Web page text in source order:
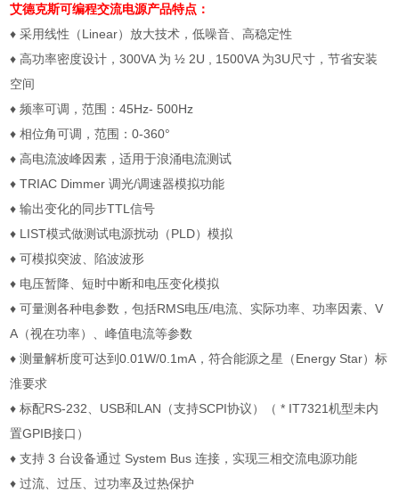
艾德克斯可编程交流电源产品特点：
♦ 采用线性（Linear）放大技术，低噪音、高稳定性
♦ 高功率密度设计，300VA 为 ½ 2U , 1500VA 为3U尺寸，节省安装
空间
♦ 频率可调，范围：45Hz- 500Hz
♦ 相位角可调，范围：0-360°
♦ 高电流波峰因素，适用于浪涌电流测试
♦ TRIAC Dimmer调光/调速器模拟功能
♦ 输出变化的同步TTL信号
♦ LIST模式做测试电源扰动（PLD）模拟
♦ 可模拟突波、陷波波形
♦ 电压暂降、短时中断和电压变化模拟
♦ 可量测各种电参数，包括RMS电压/电流、实际功率、功率因素、V
A （视在功率）、峰值电流等参数
♦ 测量解析度可达到0.01W/0.1mA ，符合能源之星（Energy Star）标
淮要求
♦ 标配RS-232 USB和LAN （支持SCPI协议）（ * IT7321机型未内
置GPIB接口）
♦ 支持 3 台设备通过 System Bus连接，实现三相交流电源功能
♦ 过流、过压、过功率及过热保护